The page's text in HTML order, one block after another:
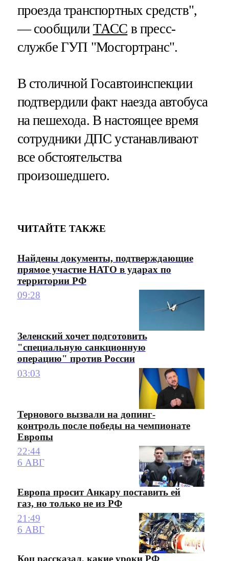
проезда транспортных средств",
— сообщили ТАСС в пресс-
службе ГУП "Мосгортранс".
В столичной Госавтоинспекции
подтвердили факт наезда автобуса
на пешехода. В настоящее время
сотрудники ДПС устанавливают
все обстоятельства
произошедшего.
ЧИТАЙТЕ ТАКЖЕ
Найдены документы, подтверждающие
прямое участие НАТО в ударах по
территории РФ
09:28
Зеленский хочет подготовить
"специальную санкционную
операцию" против России
03:03
Тернового вызвали на допинг-
контроль после победы на чемпионате
Европы
22:44
6 АВГ
Европа просит Анкару поставить ей
газ, но только не из РФ
21:49
6 АВГ